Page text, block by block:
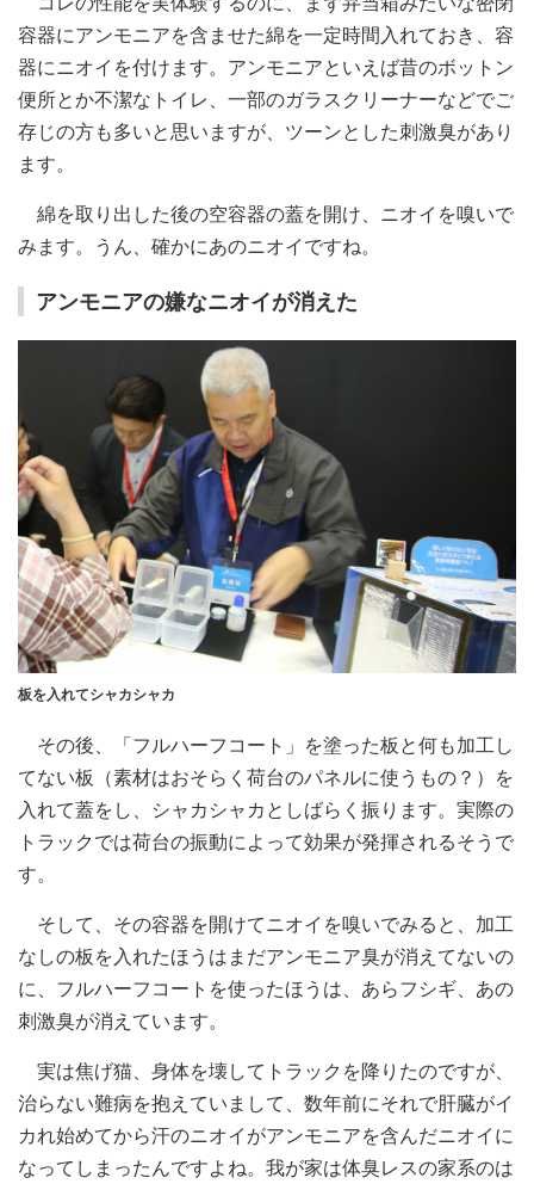
容器にアンモニアを含ませた綿を一定時間入れておき、容
器にニオイを付けます。アンモニアといえば昔のボットン
便所とか不潔なトイレ、一部のガラスクリーナーなどでご
存じの方も多いと思いますが、ツーンとした刺激臭があり
ます。
綿を取り出した後の空容器の蓋を開け、ニオイを嗅いで
みます。うん、確かにあのニオイですね。
アンモニアの嫌なニオイが消えた
板を入れてシャカシャカ
その後、「フルハーフコート」を塗った板と何も加工し
てない板（素材はおそらく荷台のパネルに使うもの？）を
入れて蓋をし、シャカシャカとしばらく振ります。実際の
トラックでは荷台の振動によって効果が発揮されるそうで
す。
そして、その容器を開けてニオイを嗅いでみると、加工
なしの板を入れたほうはまだアンモニア臭が消えてないの
に、フルハーフコートを使ったほうは、あらフシギ、あの
刺激臭が消えています。
実は焦げ猫、身体を壊してトラックを降りたのですが、
治らない難病を抱えていまして、数年前にそれで肝臓がイ
カれ始めてから汗のニオイがアンモニアを含んだニオイに
なってしまったんですよね。我が家は体臭レスの家系のは